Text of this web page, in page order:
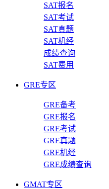
SAT报名
SAT考试
SAT真题
SAT机经
成绩查询
SAT费用
GRE专区
GRE备考
GRE报名
GRE考试
GRE真题
GRE机经
GRE成绩查询
GMAT专区